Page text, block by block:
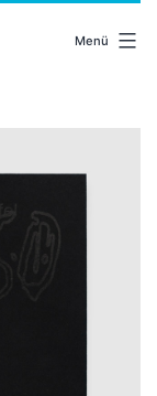
Menü